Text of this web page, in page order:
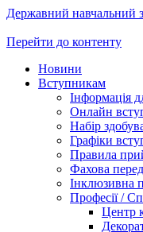
Державний навчальний
Перейти до контенту
Новини
Вступникам
Інформація
Онлайн
Набір
Графіки
Правила
Фахова
Інклюзивна
Професії /
Центр